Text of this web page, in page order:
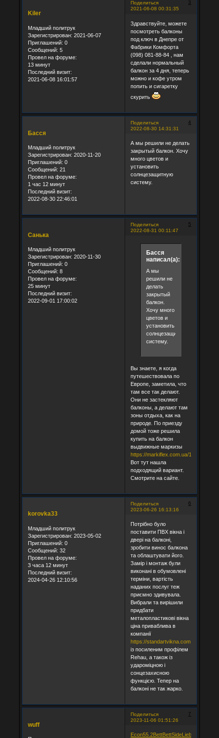
Поделиться
3
2021-06-08 00:31:35
Kiler
Младший политрук
Зарегистрирован: 2021-06-07
Приглашений: 0
Сообщений: 5
Провел на форуме:
13 минут
Последний визит:
2021-06-08 16:01:57
Здравствуйте, можете
посмотреть балконы
под ключ в Днепре от
Фабрики Комфорта
(098) 081-88-84 , нам
сделали нормальный
балкон за 4 дня, теперь
можно и кофе утром
попить и сигаретку
скурить
Поделиться
4
2022-08-30 14:31:31
Басся
Младший политрук
Зарегистрирован: 2020-11-20
Приглашений: 0
Сообщений: 21
Провел на форуме:
1 час 12 минут
Последний визит:
2022-08-30 22:46:01
А мы решили не делать
закрытый балкон. Хочу
много цветов и
установить
солнцезащитную
систему.
Поделиться
5
2022-08-31 00:11:47
Санька
Младший политрук
Зарегистрирован: 2020-11-30
Приглашений: 0
Сообщений: 8
Провел на форуме:
25 минут
Последний визит:
2022-09-01 17:00:02
Басся
написал(а):
А мы
решили не
делать
закрытый
балкон.
Хочу много
цветов и
установить
солнцезащитную
систему.
Вы знаете, я когда
путешествовала по
Европе, заметила, что
там все так делают.
Они не застекляют
балконы, а делают там
зоны отдыха, как на
природе. По приезду
домой тоже решила
купить на балкон
выдвижные маркизы
https://markiflex.com.ua/1_hor.html
Вот тут нашла
подходящий вариант.
Смотрите на сайте.
Поделиться
6
2023-06-26 16:13:16
korovka33
Младший политрук
Зарегистрирован: 2023-05-02
Приглашений: 0
Сообщений: 32
Провел на форуме:
3 часа 12 минут
Последний визит:
2024-04-26 12:10:56
Потрібно було
поставити ПВХ вікна і
двері на балконі,
зробити винос балкона
та облаштувати його.
Замір і монтаж були
виконані в обумовлені
терміни, вартість
наданих послуг теж
приємно здивувала.
Вибрали та вирішили
придбати
металопластикові вікна
ціна приваблива в
компанії
https://standartvikna.com.ua/uk/
із посиленим профілем
Rehau, а також із
удароміцною і
сонцезахисною
функцією. Тепер на
балконі не так жарко.
Поделиться
7
2023-11-06 01:51:26
wuff
Econ55.2BettBettSideLieb